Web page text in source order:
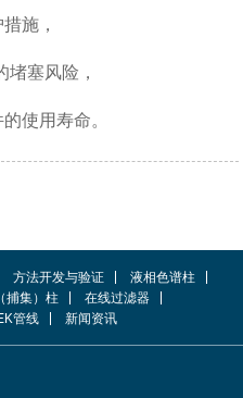
施，
堵塞风险，
使用寿命。
方法开发与验证
液相色谱柱
捕集）柱
在线过滤器
管线
新闻资讯